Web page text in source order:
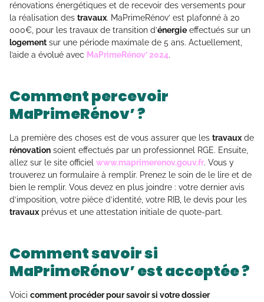
rénovations énergétiques et de recevoir des versements pour
la réalisation des travaux. MaPrimeRénov’ est plafonné à 20
000€, pour les travaux de transition d’énergie effectués sur un
logementsur une période maximale de 5 ans. Actuellement,
l’aide a évolué avec MaPrimeRénov’ 2024.
Comment percevoir
MaPrimeRénov’ ?
La première des choses est de vous assurer que les travauxde
rénovation soient effectués par un professionnel RGE. Ensuite,
allez sur le site officiel www.maprimerenov.gouv.fr. Vous y
trouverez un formulaire à remplir. Prenez le soin de le lire et de
bien le remplir. Vous devez en plus joindre : votre dernier avis
d’imposition, votre pièce d’identité, votre RIB, le devis pour les
travauxprévus et une attestation initiale de quote-part.
Comment savoir si
MaPrimeRénov’ est acceptée ?
Voici comment procéder pour savoir si votre dossier